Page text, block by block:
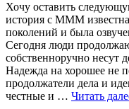
Хочу оставить
история с МММ
поколений и была
Сегодня люди
собственноручно несут
Надежда на хорошее не
продолжатели дела и
честные и … Читать